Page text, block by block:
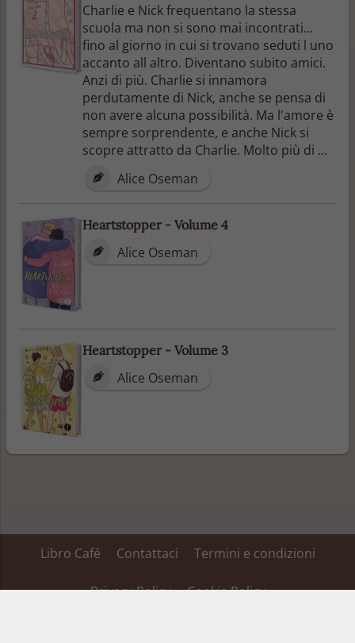
Charlie e Nick frequentano la stessa
scuola ma non si sono mai incontrati...
fino al giorno in cui si trovano seduti l uno
accanto all altro. Diventano subito amici.
Anzi di più. Charlie si innamora
perdutamente di Nick, anche se pensa di
non avere alcuna possibilità. Ma l'amore è
sempre sorprendente, e anche Nick si
scopre attratto da Charlie. Molto più di ...
Alice Oseman
Heartstopper - Volume 4
Alice Oseman
Heartstopper - Volume 3
Alice Oseman
Libro Café Contattaci Termini e condizioni
Privacy Policy Cookie Policy